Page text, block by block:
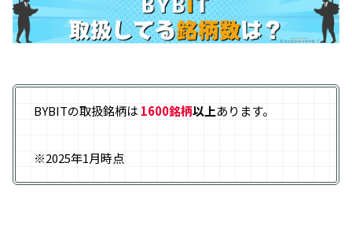
BYBITの取扱銘柄は 1600銘柄以上あります。
※2025年1月時点